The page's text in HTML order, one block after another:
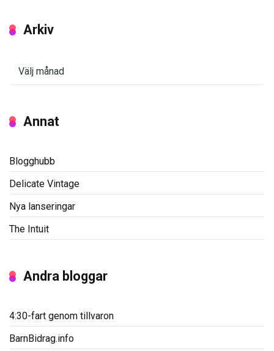
Arkiv
Annat
Blogghubb
Delicate Vintage
Nya lanseringar
The Intuit
Andra bloggar
4:30-fart genom tillvaron
BarnBidrag.info